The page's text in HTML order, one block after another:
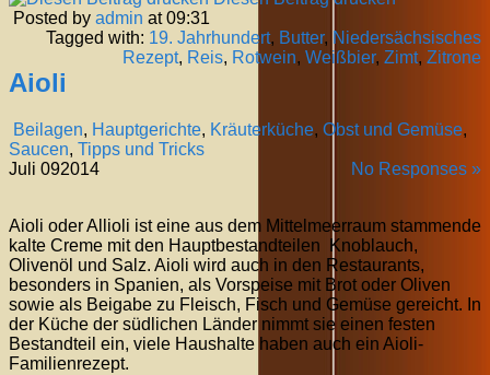
Posted by admin at 09:31
Tagged with: 19. Jahrhundert, Butter, Niedersächsisches
Rezept, Reis, Rotwein, Weißbier, Zimt, Zitrone
Aioli
Beilagen, Hauptgerichte, Kräuterküche, Obst und Gemüse,
Saucen, Tipps und Tricks
No Responses »
Juli 092014
Aioli oder Allioli ist eine aus dem Mittelmeerraum stammende
kalte Creme mit den Hauptbestandteilen Knoblauch,
Olivenöl und Salz. Aioli wird auch in den Restaurants,
besonders in Spanien, als Vorspeise mit Brot oder Oliven
sowie als Beigabe zu Fleisch, Fisch und Gemüse gereicht. In
der Küche der südlichen Länder nimmt sie einen festen
Bestandteil ein, viele Haushalte haben auch ein Aioli-
Familienrezept.